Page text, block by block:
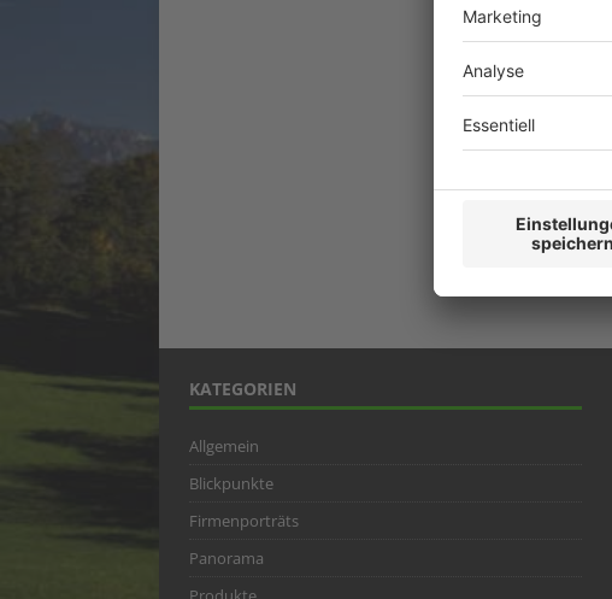
KATEGORIEN
Allgemein
Blickpunkte
Firmenporträts
Panorama